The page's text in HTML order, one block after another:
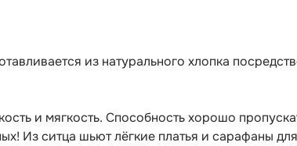
из натурального хлопка
и мягкость. Способность хорошо
Из ситца шьют лёгкие платья и сарафаны